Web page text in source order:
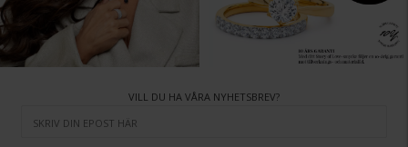
VILL DU HA VÅRA NYHETSBREV?